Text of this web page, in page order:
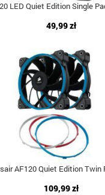
LED Quiet Edition Single
49,99 zł
AF120 Quiet Edition Twin
109,99 zł